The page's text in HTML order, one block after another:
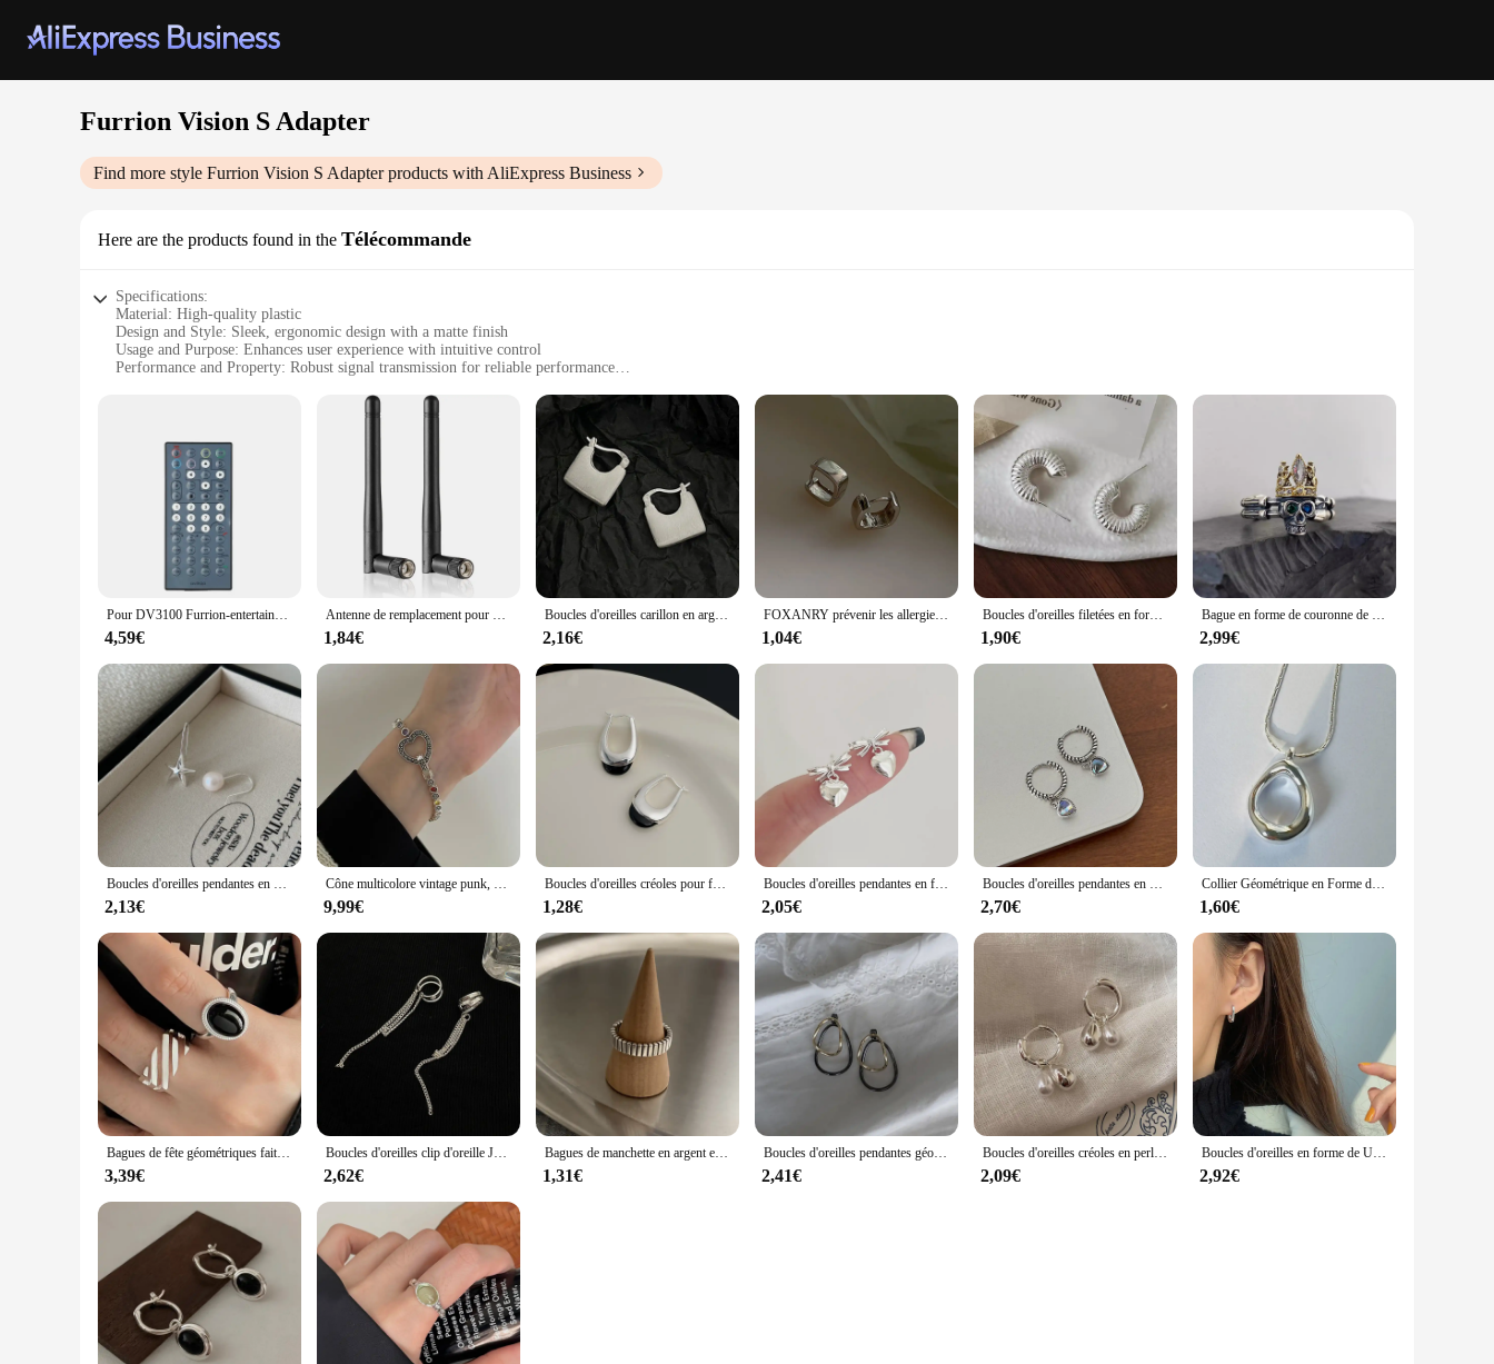
Furrion Vision S Adapter
Find more style Furrion Vision S Adapterproducts with AliExpress Business
Here are the products found in the Télécommande
Specifications:
Material: High-quality plastic
Design and Style: Sleek, ergonomic design with a matte finish
Usage and Purpose: Enhances user experience with intuitive control
Performance and Property: Robust signal transmission for reliable performance
Applicable People: Ideal for tech-savvy individuals and families
Features:
|Wholesale|Vendors|
**Seamless Integration and Control**
The Furrion Vision S Adapter Télécommande is a game-changer in the realm of home automation. Designed to complement the Furrion Vision S system, this adapter ensures a seamless integration
with your existing devices. The ergonomic design and matte finish not only add to the aesthetic appeal but also provide a comfortable grip for easy handling. Whether you're adjusting the temperature,
controlling your entertainment system, or managing lighting, this adapter simplifies your life with its intuitive control.
**Unmatched Signal Strength and Reliability**
The Furrion Vision S Adapter is engineered to deliver unmatched signal strength, ensuring that your commands are transmitted reliably. Its robust performance and property make it a reliable choice
for everyday use. The inclusion of a remote control means that you can operate your devices from a distance, adding convenience to your daily routine. This adapter is perfect for those who demand
reliability and efficiency in their home automation setup.
**Designed for the Modern User**
This adapter is not just about functionality; it's about catering to the modern user's lifestyle. The sleek design and ease of use make it an ideal choice for tech-savvy individuals and families who value
convenience and style. The Furrion Vision S Adapter is not just a product; it's a statement of sophistication and technological advancement. It's a testament to the blend of form and function, making it
an essential addition to any home automation system.
Pour DV3100 Furrion-entertainment-système-télécommande-remplacement, Pour Furrion divertissement système DV3100 DV3100-RC
4,59€
Antenne de remplacement pour bande de touristes, Wi-Fi, 2.4GHz, 5GHz, 5.8GHz, Mimo, pour Furrion, caméra de recul, amplifie les signaux sans fil
1,84€
Boucles d'oreilles carillon en argent pour femmes et couples, anry enraciné, prévention des allergies, gIslande simple, géométrique, fait à la main, bijoux de fête, mignon, coréen
2,16€
FOXANRY prévenir les allergies boucles d'oreilles minimalistes pour femmes Couples nouvelle mode Vintage à la main fête d'anniversaire bijoux cadeau en gros
1,04€
Boucles d'oreilles filetées en forme de C pour femmes et filles, goujon enraciné, personnalité, classique, simple, cheminée, prévenir les allergies, bijoux de fête, 03
1,90€
Bague en forme de couronne de Seton pour femme, bijoux enracinés, multicolore, couple, vintage, créatif, chimiste, personnalité, fête, cadeaux, vente en gros
2,99€
Boucles d'oreilles pendantes en perles asymétriques enracinées pour femmes et filles, bijoux de mariée, cadeau de fête de mariage, doux et élégant, chimcréatif coréen
2,13€
Cône multicolore vintage punk, cône contre-indiqué, design créatif géométrique, anry root
9,99€
Boucles d'oreilles créoles pour femmes et filles, prévient les allergies, anry enraciné, noir, classique, élégant, minimaliste, mode, cadeaux d'anniversaire, bijoux
1,28€
Boucles d'oreilles pendantes en forme de cœur pour femmes et filles, nœud papillon enraciné, cadeau de bijoux de mariée, carillon simple, classique, doux, exquis, élégant, mariage
2,05€
Boucles d'oreilles pendantes en pierre de lune enracinée pour femmes et filles, coeur d'amour, mode simple, douce, élégante, prévention des allergies, bijoux de fiançailles, cadeaux
2,70€
Collier Géométrique en Forme de Goutte d'Eau, Creux, Irrégulier, pour Femme et Couple, Nouvelle Mode, Simple, Clavicule, JOParty, Bijoux Cadeaux
1,60€
Bagues de fête géométriques faites à la main pour femmes, design créatif, accessoires de bijoux de fête, contre-indiqué, anry enraciné, noir, nouvelle mode
3,39€
Boucles d'oreilles clip d'oreille JOTassel pour femmes, prévient les allergies, enracinées, nouvelle mode, simple, double couche, géométrique, bijoux de fête
2,62€
Bagues de manchette en argent enracinées minimalistes pour femmes et couples, bijoux de fête de personnalité classiques, cadeaux créatifs, document anry, mode, vente en gros
1,31€
Boucles d'oreilles pendantes géométriques irrégulières bicolores enracinées pour femmes, bijoux simples et créatifs, prévient les allergies exagérées, cadeau pour les travailleurs
2,41€
Boucles d'oreilles créoles en perles de goutte d'eau enracinées pour femmes et filles, bijoux simples doux et élégants, prévient les allergies, nouveaux cadeaux pour les travailleurs
2,09€
Boucles d'oreilles en forme de U faites à la main pour la mariée, prévient les allergies, document en argent, bijoux enracinés, cadeaux vintage, mode française
2,92€